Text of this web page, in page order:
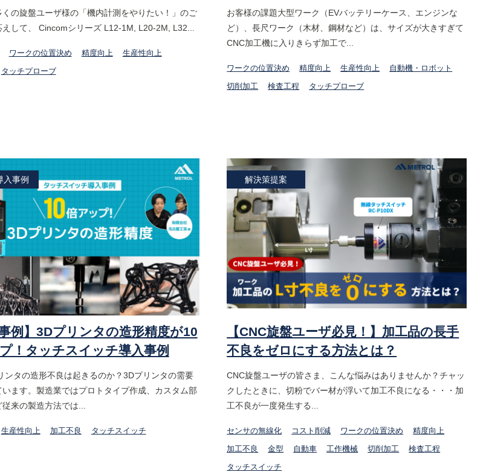
くの旋盤ユーザ様の「機内計測をやりたい！」のご
して、 Cincomシリーズ L12-1M, L20-2M, L32...
ワークの位置決め 精度向上
生産性向上
タッチプローブ
お客様の課題大型ワーク（EVバッテリーケース、エンジンな
ど）、長尺ワーク（木材、鋼材など）は、サイズが大きすぎて
CNC加工機に入りきらず加工で...
ワークの位置決め 精度向上 生産性向上
自動機・ロボット
切削加工
検査工程 タッチプローブ
入事例
事例】3Dプリンタの造形精度が10
！タッチスイッチ導入事例
ンタの造形不良は起きるのか？3Dプリンタの需要
ます。製造業ではプロトタイプ作成、カスタム部
来の製造方法では...
生産性向上 加工不良 タッチスイッチ
解決策提案
【CNC旋盤ユーザ必見！】加工品の長手
不良をゼロにする方法とは？
CNC旋盤ユーザの皆さま、こんな悩みはありませんか？チャッ
クしたときに、切粉でバー材が浮いて加工不良になる・・・加
工不良が一度発生する...
センサの無線化 コスト削減 ワークの位置決め
精度向上
加工不良
金型 自動車 工作機械 切削加工
検査工程
タッチスイッチ